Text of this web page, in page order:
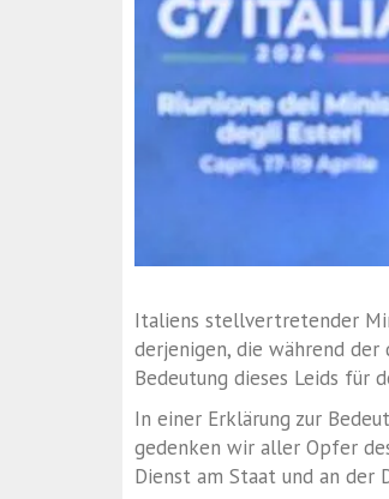
Italiens stellvertretender
derjenigen, die während der
Bedeutung dieses Leids für
In einer Erklärung zur
gedenken wir aller Opfer
Dienst am Staat und an der